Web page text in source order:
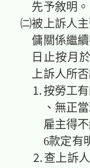
先予敘明。
㈡被上訴人主
傭關係繼
日止按月
上訴人所
⒈按勞工有四
、無正當理
雇主得
6款定有
⒉查上訴人於